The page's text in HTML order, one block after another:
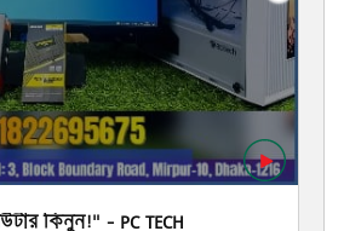
কিনুন!" – PC TECH